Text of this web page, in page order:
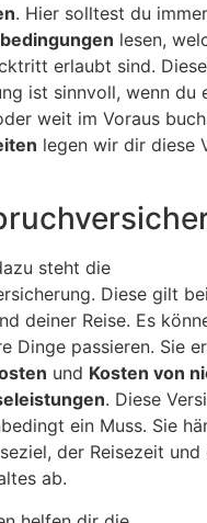
. Hier solltest du
lesen,
erlaubt sind.
ist sinnvoll, wenn du
weit im Voraus
legen wir dir diese
steht die
Diese gilt
deiner Reise. Es
Dinge passieren. Sie
und Kosten von
. Diese
ein Muss. Sie
der Reisezeit und
ab.